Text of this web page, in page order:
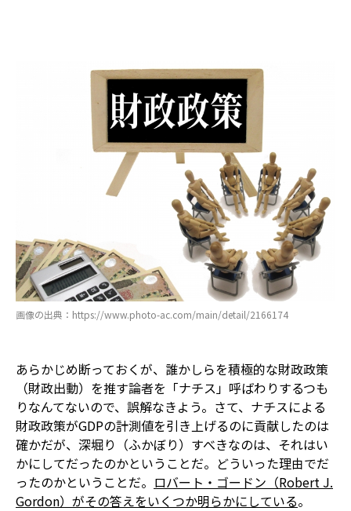
画像の出典：https://www.photo-ac.com/main/detail/2166174
あらかじめ断っておくが、誰かしらを――積極的な財政政策
（財政出動）を推す論者を――「ナチス」呼ばわりするつも
りなんてないので、誤解なきよう。さて、ナチスによる
財政政策がGDPの計測値を引き上げるのに貢献したのは
確かだが、深堀り（ふかぼり）すべきなのは、それはい
かにしてだったのかということだ。どういった理由でだ
ったのかということだ。 ロバート・ゴードン（Robert J.
Gordon）がその答えをいくつか明らかにしている。